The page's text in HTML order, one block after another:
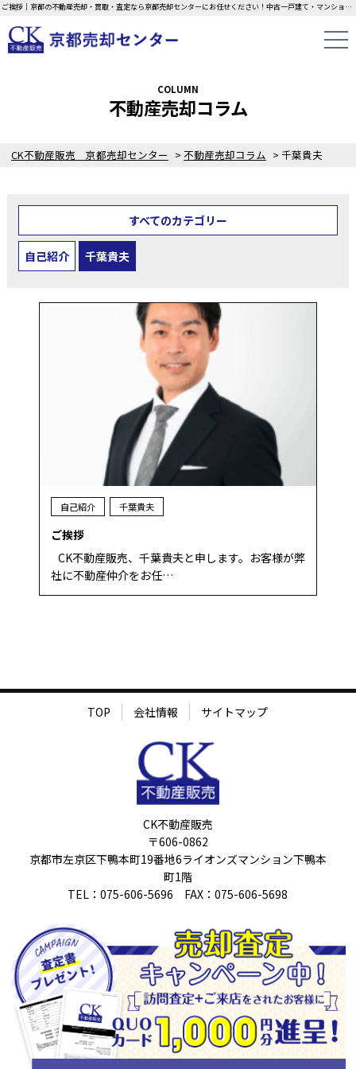
ご挨拶｜京都の不動産売却・買取・査定なら京都売却センターにお任せください！中古一戸建て・マンション・土地の即日無料査定・現金買取中！不動産の家族信託もご相談ください！！
CK不動産販売 京都売却センター > 不動産売却コラム > 千葉貴夫
COLUMN
不動産売却コラム
すべてのカテゴリー
自己紹介 千葉貴夫
自己紹介 千葉貴夫
ご挨拶
CK不動産販売、千葉貴夫と申します。お客様が弊
社に不動産仲介をお任…
TOP 会社情報 サイトマップ
CK不動産販売
〒606-0862
京都市左京区下鴨本町19番地6ライオンズマンション下鴨本
町1階
TEL：075-606-5696 FAX：075-606-5698